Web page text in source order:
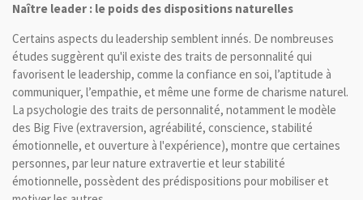
Naître leader : le poids des dispositions naturelles
Certains aspects du leadership semblent innés. De nombreuses
études suggèrent qu'il existe des traits de personnalité qui
favorisent le leadership, comme la confiance en soi, l’aptitude à
communiquer, l’empathie, et même une forme de charisme naturel.
La psychologie des traits de personnalité, notamment le modèle
des Big Five (extraversion, agréabilité, conscience, stabilité
émotionnelle, et ouverture à l'expérience), montre que certaines
personnes, par leur nature extravertie et leur stabilité
émotionnelle, possèdent des prédispositions pour mobiliser et